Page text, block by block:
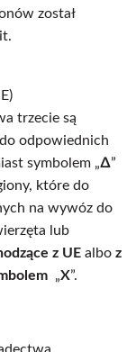
został
trzecie są
odpowiednich
symbolem „∆”
które do
na wywóz do
lub
z UE albo z
„X”.